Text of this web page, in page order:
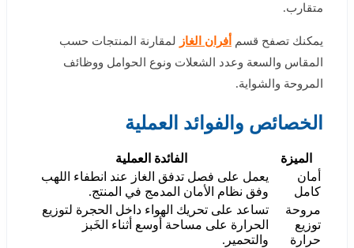
متقارب.
يمكنك تصفح قسم أفران الغاز لمقارنة المنتجات حسب
المقاس والسعة وعدد الشعلات ونوع الحوامل ووظائف
المروحة والشواية.
الخصائص والفوائد العملية
الميزة
الفائدة العملية
أمان
كامل
يعمل على فصل تدفق الغاز عند انطفاء اللهب
وفق نظام الأمان المدمج في المنتج.
مروحة
توزيع
حرارة
تساعد على تحريك الهواء داخل الحجرة لتوزيع
الحرارة على مساحة أوسع أثناء الخَبز
والتحمير.